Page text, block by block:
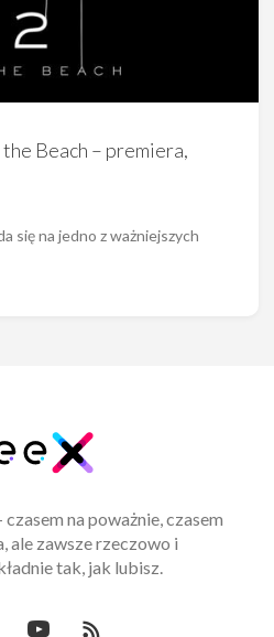
Beach – premiera,
się na jedno z ważniejszych
na poważnie, czasem
ale zawsze rzeczowo i
tak, jak lubisz.